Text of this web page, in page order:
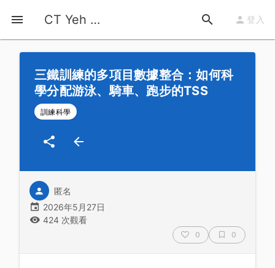
CT Yeh 公路車基地 登入
首頁 運動知識
三鐵訓練的多項目數據整合：如何科
學分配游泳、騎車、跑步的TSS
訓練科學
匿名
2026年5月27日
424 次觀看
0 0